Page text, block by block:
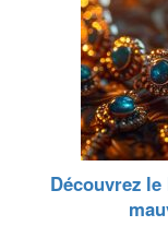
Découvrez